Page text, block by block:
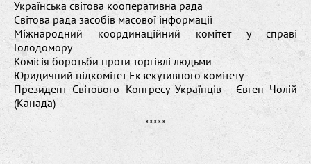
Українська світова кооперативна рада
Світова рада засобів масової інформації
Міжнародний координаційний комітет у справі
Голодомору
Комісія боротьби проти торгівлі людьми
Юридичний підкомітет Екзекутивного комітету
Президент Світового Конгресу Українців - Євген Чолій
(Канада)
*****